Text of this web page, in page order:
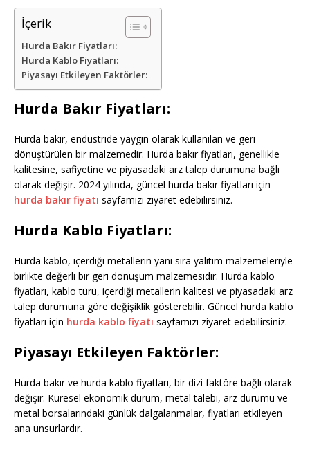
İçerik
Hurda Bakır Fiyatları:
Hurda Kablo Fiyatları:
Piyasayı Etkileyen Faktörler:
Hurda Bakır Fiyatları:
Hurda bakır, endüstride yaygın olarak kullanılan ve geri
dönüştürülen bir malzemedir. Hurda bakır fiyatları, genellikle
kalitesine, safiyetine ve piyasadaki arz talep durumuna bağlı
olarak değişir. 2024 yılında, güncel hurda bakır fiyatları için
hurda bakır fiyatı sayfamızı ziyaret edebilirsiniz.
Hurda Kablo Fiyatları:
Hurda kablo, içerdiği metallerin yanı sıra yalıtım malzemeleriyle
birlikte değerli bir geri dönüşüm malzemesidir. Hurda kablo
fiyatları, kablo türü, içerdiği metallerin kalitesi ve piyasadaki arz
talep durumuna göre değişiklik gösterebilir. Güncel hurda kablo
fiyatları için hurda kablo fiyatı sayfamızı ziyaret edebilirsiniz.
Piyasayı Etkileyen Faktörler:
Hurda bakır ve hurda kablo fiyatları, bir dizi faktöre bağlı olarak
değişir. Küresel ekonomik durum, metal talebi, arz durumu ve
metal borsalarındaki günlük dalgalanmalar, fiyatları etkileyen
ana unsurlardır.